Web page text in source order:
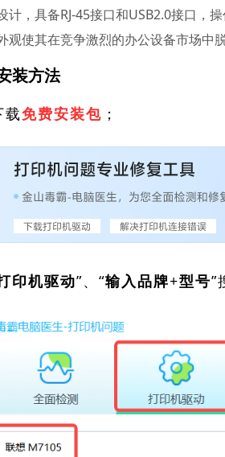
计，具备RJ-45接口和USB2.0接口，
观使其在竞争激烈的办公设备市场中脱
装方法
载免费安装包 ；
印机驱动”、“输入品牌+型号”